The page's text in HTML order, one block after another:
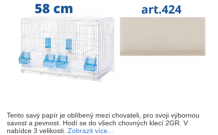
Tento savý papír je oblíbený mezi chovateli, pro svoji výbornou
savost a pevnost. Hodí se do všech chovných klecí 2GR. V
nabídce 3 velikosti. Zobrazit více...